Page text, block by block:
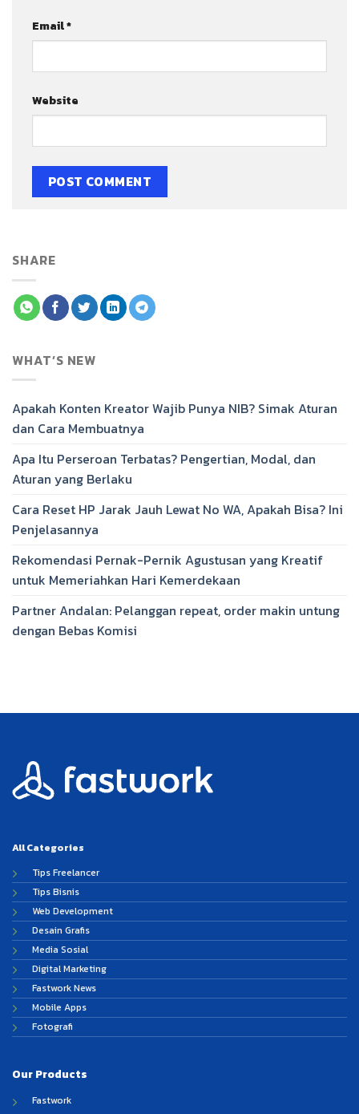
Email*
Website
SHARE
WHAT’S NEW
Apakah Konten Kreator Wajib Punya NIB? Simak Aturan
dan Cara Membuatnya
Apa Itu Perseroan Terbatas? Pengertian, Modal, dan
Aturan yang Berlaku
Cara Reset HP Jarak Jauh Lewat No WA, Apakah Bisa? Ini
Penjelasannya
Rekomendasi Pernak-Pernik Agustusan yang Kreatif
untuk Memeriahkan Hari Kemerdekaan
Partner Andalan: Pelanggan repeat, order makin untung
dengan Bebas Komisi
All Categories
Tips Freelancer
Tips Bisnis
Web Development
Desain Grafis
Media Sosial
Digital Marketing
Fastwork News
Mobile Apps
Fotografi
Our Products
Fastwork